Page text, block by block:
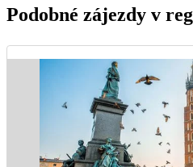
Podobné zájezdy v